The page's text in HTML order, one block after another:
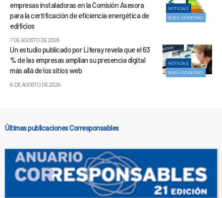
NOTICIAS
BUEN GOBIERNO
empresas instaladoras en la Comisión Asesora
para la certificación de eficiencia energética de
edificios
7 DE AGOSTO DE 2026
NOTICIAS
BUEN GOBIERNO
Un estudio publicado por Liferay revela que el 63
% de las empresas amplían su presencia digital
más allá de los sitios web
6 DE AGOSTO DE 2026
Últimas publicaciones Corresponsables